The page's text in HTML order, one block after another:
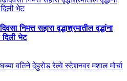
निमत्त सहारा वृद्धाश्रमातील वृद्धांना
दिली भेट